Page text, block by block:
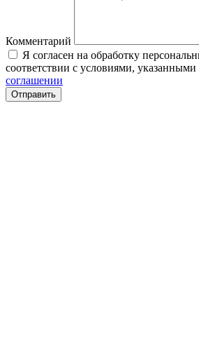
Комментарий
Я согласен на обработку
соответствии с условиями, указанными
соглашении